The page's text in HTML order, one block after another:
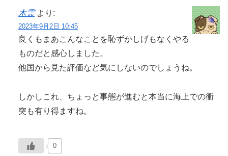
木霊 より:
2023年9月2日 10:45
良くもまあこんなことを恥ずかしげもなくやる
ものだと感心しました。
他国から見た評価など気にしないのでしょうね。
しかしこれ、ちょっと事態が進むと本当に海上での衝
突も有り得ますね。
0